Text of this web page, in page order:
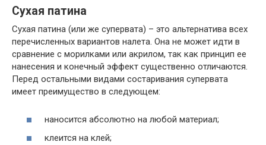
Сухая патина
Сухая патина (или же супервата) – это альтернатива всех
перечисленных вариантов налета. Она не может идти в
сравнение с морилками или акрилом, так как принцип ее
нанесения и конечный эффект существенно отличаются.
Перед остальными видами состаривания супервата
имеет преимущество в следующем:
наносится абсолютно на любой материал;
клеится на клей;